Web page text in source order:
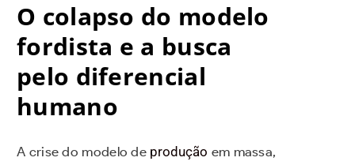
O colapso do modelo
fordista e a busca
pelo diferencial
humano
A crise do modelo de produção em massa,